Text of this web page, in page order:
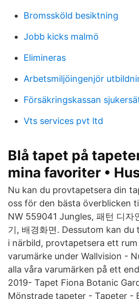
Bromssköld besiktning
Jobb kicks malmö
Elimineras
Arbetsmiljöingenjör
Försäkringskassan
Vts services pvt ltd
Blå tapet på
mina favoriter •
Nu kan du provtapetsera din
oss för den bästa överblicken
NW 559041 Jungles, 패턴 디자
기, 배경화면. Dessutom kan
i närbild, provtapetsera ett
varumärke under Wallvision -
alla våra varumärken på ett
2019- Tapet Fiona Botanic
Mönstrade tapeter - Tapeter -